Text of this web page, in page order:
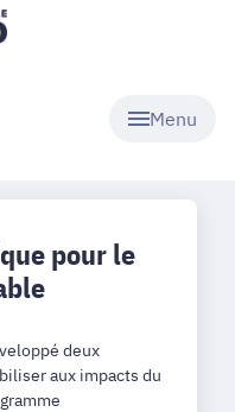
Menu
pour le
deux
aux impacts du